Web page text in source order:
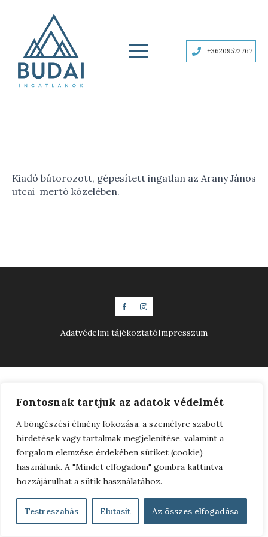
Fontosnak tartjuk az adatok védelmét
A böngészési élmény fokozása, a személyre szabott
hirdetések vagy tartalmak megjelenítése, valamint a
forgalom elemzése érdekében sütiket (cookie)
használunk. A "Mindet elfogadom" gombra kattintva
hozzájárulhat a sütik használatához.
Testreszabás Elutasít Az összes elfogadása
+36209572767
Kiadó bútorozott, gépesített ingatlan az Arany János
utcai mertó közelében.
Adatvédelmi tájékoztatóImpresszum